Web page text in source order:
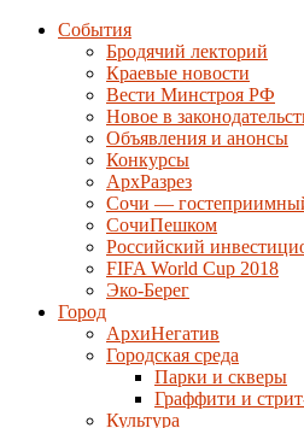
События
Бродячий лекторий
Краевые новости
Вести Минстроя РФ
Новое в
Объявления и анонсы
Конкурсы
АрхРазрез
Сочи —
СочиПешком
Российский
FIFA World Cup 2018
Эко-Берег
Город
АрхиНегатив
Городская среда
Парки и скверы
Граффити и
Культура